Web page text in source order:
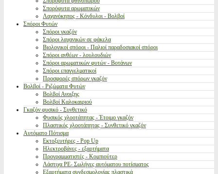
Σπορόφυτα αρωματικών
Λαχανόκηπος - Κόνδυλοι - Βολβοί
Σπόροι Φυτών
Σπόροι γκαζόν
Σπόροι λαχανικών σε φάκελα
Βιολογικοί σπόροι - Παλιοί παραδοσιακοί σπόροι
Σπόροι ανθέων - λουλουδιών
Σπόροι αρωματικών φυτών - Βοτάνων
Σπόροι επαγγελματικοί
Προσφορές σπόρων γκαζόν
Βολβοί - Ριζώματα Φυτών
Βολβοί Ανοιξης
Βολβοί Καλοκαιριού
Γκαζόν φυσικό - Συνθετικό
Φυσικός χλοοτάπητας - Έτοιμο γκαζόν
Πλαστικός χλοοτάπητας - Συνθετικό γκαζόν
Αυτόματο Πότισμα
Εκτοξευτήρες - Pop Up
Ηλεκτροβάνες - εξαρτήματα
Προγραμματιστές - Κομπιούτερ
Λάστιχα PE- Σωλήνες αυτόματου ποτίσματος
Εξαρτήματα συνδεσμολογίας πλαστικά